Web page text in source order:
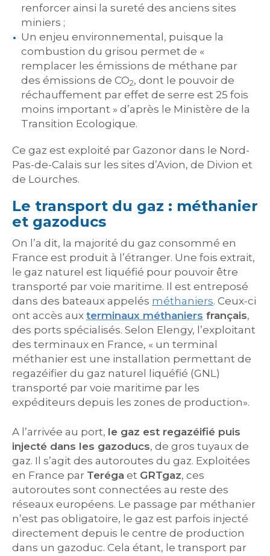
renforcer ainsi la sureté des anciens sites
miniers ;
Un enjeu environnemental, puisque la
combustion du grisou permet de «
remplacer les émissions de méthane par
des émissions de CO2, dont le pouvoir de
réchauffement par effet de serre est 25 fois
moins important » d’après le Ministère de la
Transition Ecologique.
Ce gaz est exploité par Gazonor dans le Nord-
Pas-de-Calais sur les sites d’Avion, de Divion et
de Lourches.
Le transport du gaz : méthanier
et gazoducs
On l’a dit, la majorité du gaz consommé en
France est produit à l’étranger. Une fois extrait,
le gaz naturel est liquéfié pour pouvoir être
transporté par voie maritime. Il est entreposé
dans des bateaux appelés méthaniers. Ceux-ci
ont accès aux terminaux méthaniers français,
des ports spécialisés. Selon Elengy, l’exploitant
des terminaux en France, « un terminal
méthanier est une installation permettant de
regazéifier du gaz naturel liquéfié (GNL)
transporté par voie maritime par les
expéditeurs depuis les zones de production».
A l’arrivée au port, le gaz est regazéifié puis
injecté dans les gazoducs, de gros tuyaux de
gaz. Il s’agit des autoroutes du gaz. Exploitées
en France par Teréga et GRTgaz, ces
autoroutes sont connectées au reste des
réseaux européens. Le passage par méthanier
n’est pas obligatoire, le gaz est parfois injecté
directement depuis le centre de production
dans un gazoduc. Cela étant, le transport par